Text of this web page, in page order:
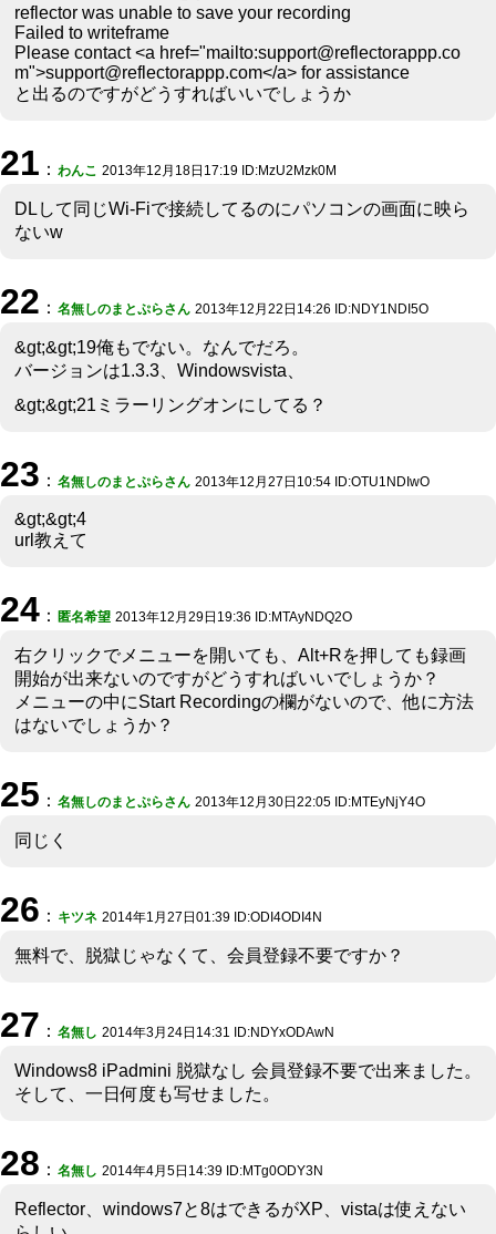
reflector was unable to save your recording
Failed to writeframe
Please contact <a href="mailto:support@reflectorappp.co
m">support@reflectorappp.com</a> for assistance
と出るのですがどうすればいいでしょうか
21 ： わんこ 2013年12月18日17:19 ID:MzU2Mzk0M
DLして同じWi-Fiで接続してるのにパソコンの画面に映ら
ないw
22 ： 名無しのまとぷらさん 2013年12月22日14:26 ID:NDY1NDI5O
&gt;&gt;19俺もでない。なんでだろ。
バージョンは1.3.3、Windowsvista、
&gt;&gt;21ミラーリングオンにしてる？
23 ： 名無しのまとぷらさん 2013年12月27日10:54 ID:OTU1NDIwO
&gt;&gt;4
url教えて
24 ： 匿名希望 2013年12月29日19:36 ID:MTAyNDQ2O
右クリックでメニューを開いても、Alt+Rを押しても録画
開始が出来ないのですがどうすればいいでしょうか？
メニューの中にStart Recordingの欄がないので、他に方法
はないでしょうか？
25 ： 名無しのまとぷらさん 2013年12月30日22:05 ID:MTEyNjY4O
同じく
26 ： キツネ 2014年1月27日01:39 ID:ODI4ODI4N
無料で、脱獄じゃなくて、会員登録不要ですか？
27 ： 名無し 2014年3月24日14:31 ID:NDYxODAwN
Windows8 iPadmini 脱獄なし 会員登録不要で出来ました。
そして、一日何度も写せました。
28 ： 名無し 2014年4月5日14:39 ID:MTg0ODY3N
Reflector、windows7と8はできるがXP、vistaは使えない